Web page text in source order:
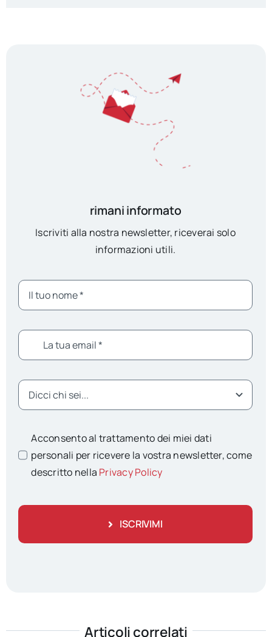
rimani informato
Iscriviti alla nostra newsletter, riceverai solo
informazioni utili.
Acconsento al trattamento dei miei dati
personali per ricevere la vostra newsletter, come
descritto nella Privacy Policy
ISCRIVIMI
Articoli correlati